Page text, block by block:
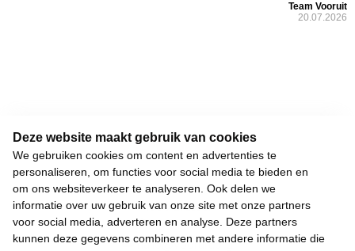
Deze website maakt gebruik van cookies
We gebruiken cookies om content en advertenties te
personaliseren, om functies voor social media te bieden en
om ons websiteverkeer te analyseren. Ook delen we
informatie over uw gebruik van onze site met onze partners
voor social media, adverteren en analyse. Deze partners
kunnen deze gegevens combineren met andere informatie die
Team Vooruit
20.07.2026
Keizerslaan 13
1000 Brussel
02 552 02 00
hallo@vooruit.org